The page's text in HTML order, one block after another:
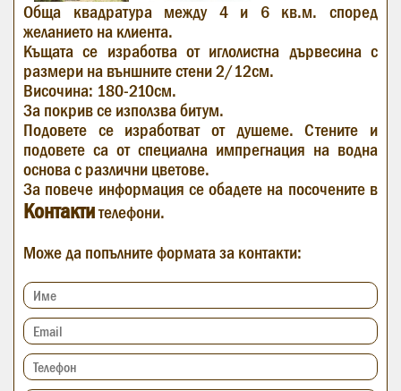
Обща квадратура между 4 и 6 кв.м. според
желанието на клиента.
Къщата се изработва от иглолистна дървесина с
размери на външните стени 2/12см.
Височина: 180-210см.
За покрив се използва битум.
Подовете се изработват от душеме. Стените и
подовете са от специална импрегнация на водна
основа с различни цветове.
За повече информация се обадете на посочените в
Контактителефони.
Може да попълните формата за контакти: